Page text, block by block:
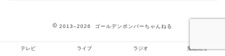
2013–2026 ゴールデンボンバーちゃんねる
テレビ ライブ ラジオ 鬼龍院翔